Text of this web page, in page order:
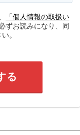
「個人情報の取扱い
ずお読みになり、同
。
る